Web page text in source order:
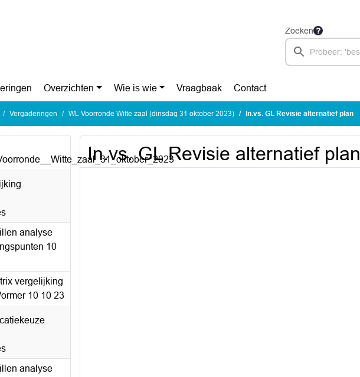
Zoeken
Overzichten Wie is wie Vraagbaak Contact
Vergaderingen WL Voorronde Witte zaal (dinsdag 31 oktober 2023) In.vs. GL Revisie alternatief plan
analyse
10
vergelijking
10 10 23
analyse
In.vs. GL Revisie alternatief plan